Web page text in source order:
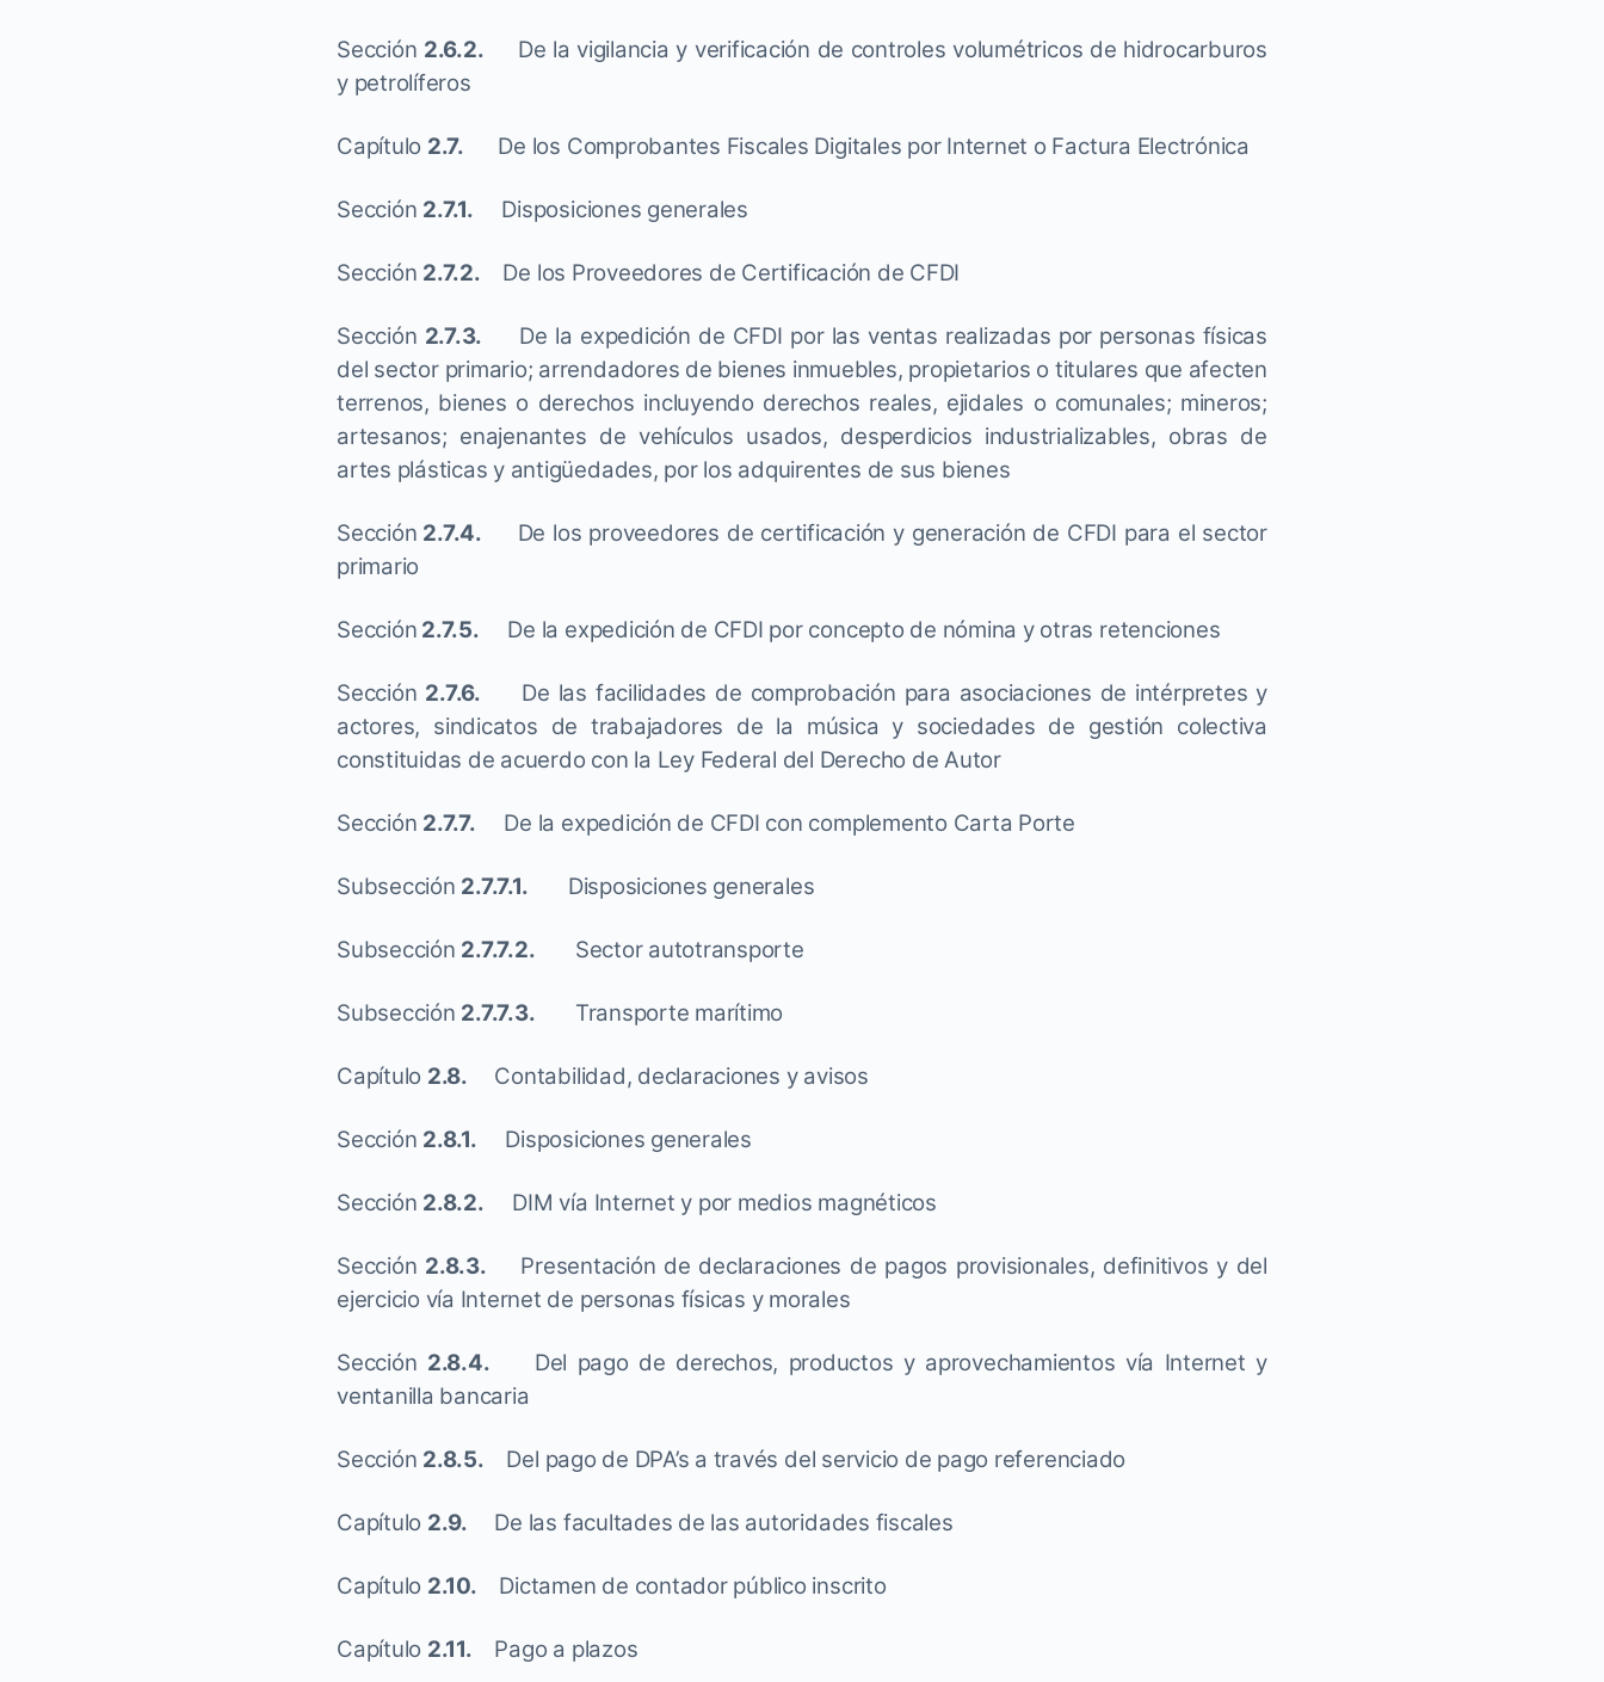
Sección 2.6.2. De la vigilancia y verificación de controles volumétricos de hidrocarburos
y petrolíferos
Capítulo 2.7. De los Comprobantes Fiscales Digitales por Internet o Factura Electrónica
Sección 2.7.1. Disposiciones generales
Sección 2.7.2. De los Proveedores de Certificación de CFDI
Sección 2.7.3. De la expedición de CFDI por las ventas realizadas por personas físicas
del sector primario; arrendadores de bienes inmuebles, propietarios o titulares que afecten
terrenos, bienes o derechos incluyendo derechos reales, ejidales o comunales; mineros;
artesanos; enajenantes de vehículos usados, desperdicios industrializables, obras de
artes plásticas y antigüedades, por los adquirentes de sus bienes
Sección 2.7.4. De los proveedores de certificación y generación de CFDI para el sector
primario
Sección 2.7.5. De la expedición de CFDI por concepto de nómina y otras retenciones
Sección 2.7.6. De las facilidades de comprobación para asociaciones de intérpretes y
actores, sindicatos de trabajadores de la música y sociedades de gestión colectiva
constituidas de acuerdo con la Ley Federal del Derecho de Autor
Sección 2.7.7. De la expedición de CFDI con complemento Carta Porte
Subsección 2.7.7.1. Disposiciones generales
Subsección 2.7.7.2. Sector autotransporte
Subsección 2.7.7.3. Transporte marítimo
Capítulo 2.8. Contabilidad, declaraciones y avisos
Sección 2.8.1. Disposiciones generales
Sección 2.8.2. DIM vía Internet y por medios magnéticos
Sección 2.8.3. Presentación de declaraciones de pagos provisionales, definitivos y del
ejercicio vía Internet de personas físicas y morales
Sección 2.8.4. Del pago de derechos, productos y aprovechamientos vía Internet y
ventanilla bancaria
Sección 2.8.5. Del pago de DPA’s a través del servicio de pago referenciado
Capítulo 2.9. De las facultades de las autoridades fiscales
Capítulo 2.10. Dictamen de contador público inscrito
Capítulo 2.11. Pago a plazos